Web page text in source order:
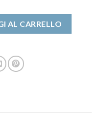
AL CARRELLO